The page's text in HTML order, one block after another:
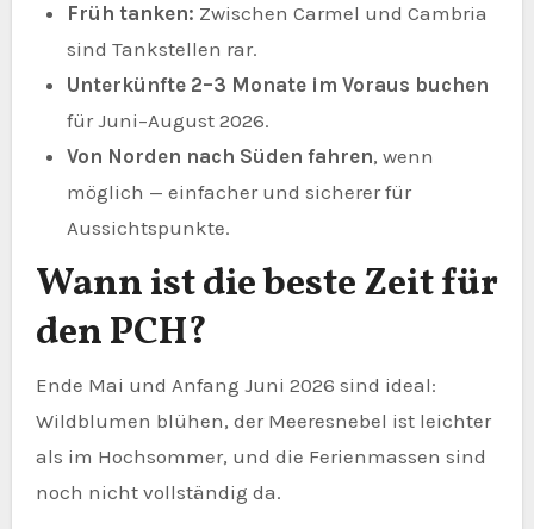
Früh tanken: Zwischen Carmel und Cambria
sind Tankstellen rar.
Unterkünfte 2–3 Monate im Voraus buchen
für Juni–August 2026.
Von Norden nach Süden fahren, wenn
möglich — einfacher und sicherer für
Aussichtspunkte.
Wann ist die beste Zeit für
den PCH?
Ende Mai und Anfang Juni 2026 sind ideal:
Wildblumen blühen, der Meeresnebel ist leichter
als im Hochsommer, und die Ferienmassen sind
noch nicht vollständig da.